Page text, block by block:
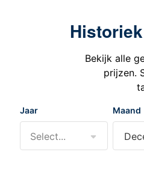
Bekijk alle
prijzen.
Jaar
Select...
Maand